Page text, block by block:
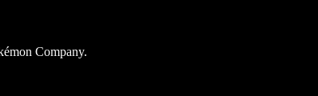
Company.